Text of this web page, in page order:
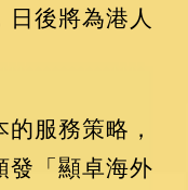
日後將為港人
服務策略，
發「顯卓海外